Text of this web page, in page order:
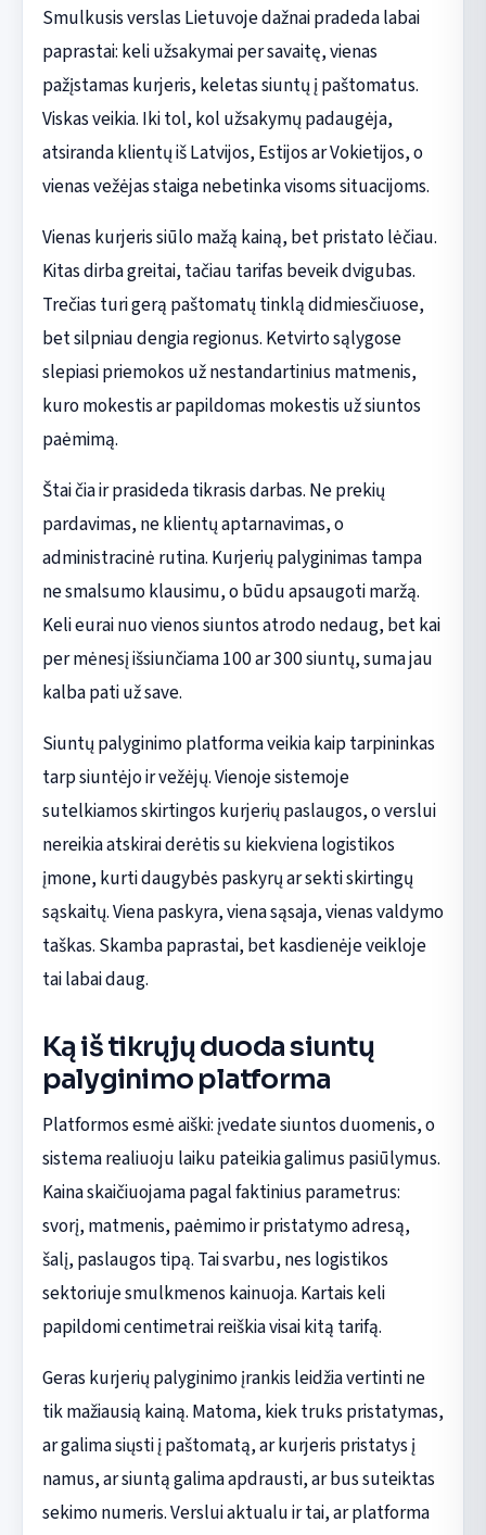
Smulkusis verslas Lietuvoje dažnai pradeda labai
paprastai: keli užsakymai per savaitę, vienas
pažįstamas kurjeris, keletas siuntų į paštomatus.
Viskas veikia. Iki tol, kol užsakymų padaugėja,
atsiranda klientų iš Latvijos, Estijos ar Vokietijos, o
vienas vežėjas staiga nebetinka visoms situacijoms.
Vienas kurjeris siūlo mažą kainą, bet pristato lėčiau.
Kitas dirba greitai, tačiau tarifas beveik dvigubas.
Trečias turi gerą paštomatų tinklą didmiesčiuose,
bet silpniau dengia regionus. Ketvirto sąlygose
slepiasi priemokos už nestandartinius matmenis,
kuro mokestis ar papildomas mokestis už siuntos
paėmimą.
Štai čia ir prasideda tikrasis darbas. Ne prekių
pardavimas, ne klientų aptarnavimas, o
administracinė rutina. Kurjerių palyginimas tampa
ne smalsumo klausimu, o būdu apsaugoti maržą.
Keli eurai nuo vienos siuntos atrodo nedaug, bet kai
per mėnesį išsiunčiama 100 ar 300 siuntų, suma jau
kalba pati už save.
Siuntų palyginimo platforma veikia kaip tarpininkas
tarp siuntėjo ir vežėjų. Vienoje sistemoje
sutelkiamos skirtingos kurjerių paslaugos, o verslui
nereikia atskirai derėtis su kiekviena logistikos
įmone, kurti daugybės paskyrų ar sekti skirtingų
sąskaitų. Viena paskyra, viena sąsaja, vienas valdymo
taškas. Skamba paprastai, bet kasdienėje veikloje
tai labai daug.
Ką iš tikrųjų duoda siuntų
palyginimo platforma
Platformos esmė aiški: įvedate siuntos duomenis, o
sistema realiuoju laiku pateikia galimus pasiūlymus.
Kaina skaičiuojama pagal faktinius parametrus:
svorį, matmenis, paėmimo ir pristatymo adresą,
šalį, paslaugos tipą. Tai svarbu, nes logistikos
sektoriuje smulkmenos kainuoja. Kartais keli
papildomi centimetrai reiškia visai kitą tarifą.
Geras kurjerių palyginimo įrankis leidžia vertinti ne
tik mažiausią kainą. Matoma, kiek truks pristatymas,
ar galima siųsti į paštomatą, ar kurjeris pristatys į
namus, ar siuntą galima apdrausti, ar bus suteiktas
sekimo numeris. Verslui aktualu ir tai, ar platforma